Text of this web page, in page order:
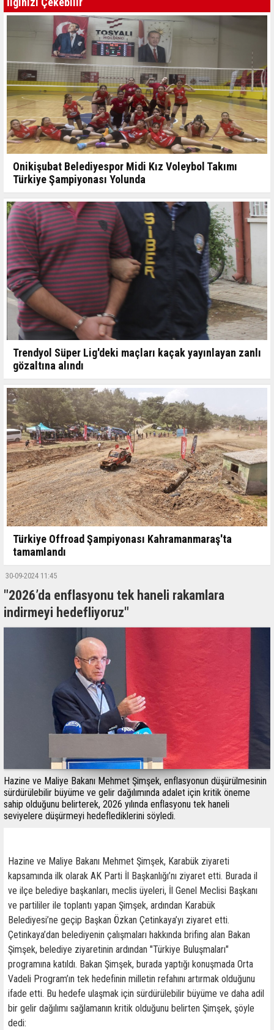
Onikişubat Belediyespor Midi Kız Voleybol Takımı
Türkiye Şampiyonası Yolunda
Trendyol Süper Lig'deki maçları kaçak yayınlayan zanlı
gözaltına alındı
Türkiye Offroad Şampiyonası Kahramanmaraş'ta
tamamlandı
30-09-2024 11:45
"2026’da enflasyonu tek haneli rakamlara
indirmeyi hedefliyoruz"
Hazine ve Maliye Bakanı Mehmet Şimşek, enflasyonun düşürülmesinin
sürdürülebilir büyüme ve gelir dağılımında adalet için kritik öneme
sahip olduğunu belirterek, 2026 yılında enflasyonu tek haneli
seviyelere düşürmeyi hedeflediklerini söyledi.
Hazine ve Maliye Bakanı Mehmet Şimşek, Karabük ziyareti
kapsamında ilk olarak AK Parti İl Başkanlığı’nı ziyaret etti. Burada il
ve ilçe belediye başkanları, meclis üyeleri, İl Genel Meclisi Başkanı
ve partililer ile toplantı yapan Şimşek, ardından Karabük
Belediyesi’ne geçip Başkan Özkan Çetinkaya’yı ziyaret etti.
Çetinkaya’dan belediyenin çalışmaları hakkında brifing alan Bakan
Şimşek, belediye ziyaretinin ardından "Türkiye Buluşmaları"
programına katıldı. Bakan Şimşek, burada yaptığı konuşmada Orta
Vadeli Program’ın tek hedefinin milletin refahını artırmak olduğunu
ifade etti. Bu hedefe ulaşmak için sürdürülebilir büyüme ve daha adil
bir gelir dağılımı sağlamanın kritik olduğunu belirten Şimşek, şöyle
dedi: